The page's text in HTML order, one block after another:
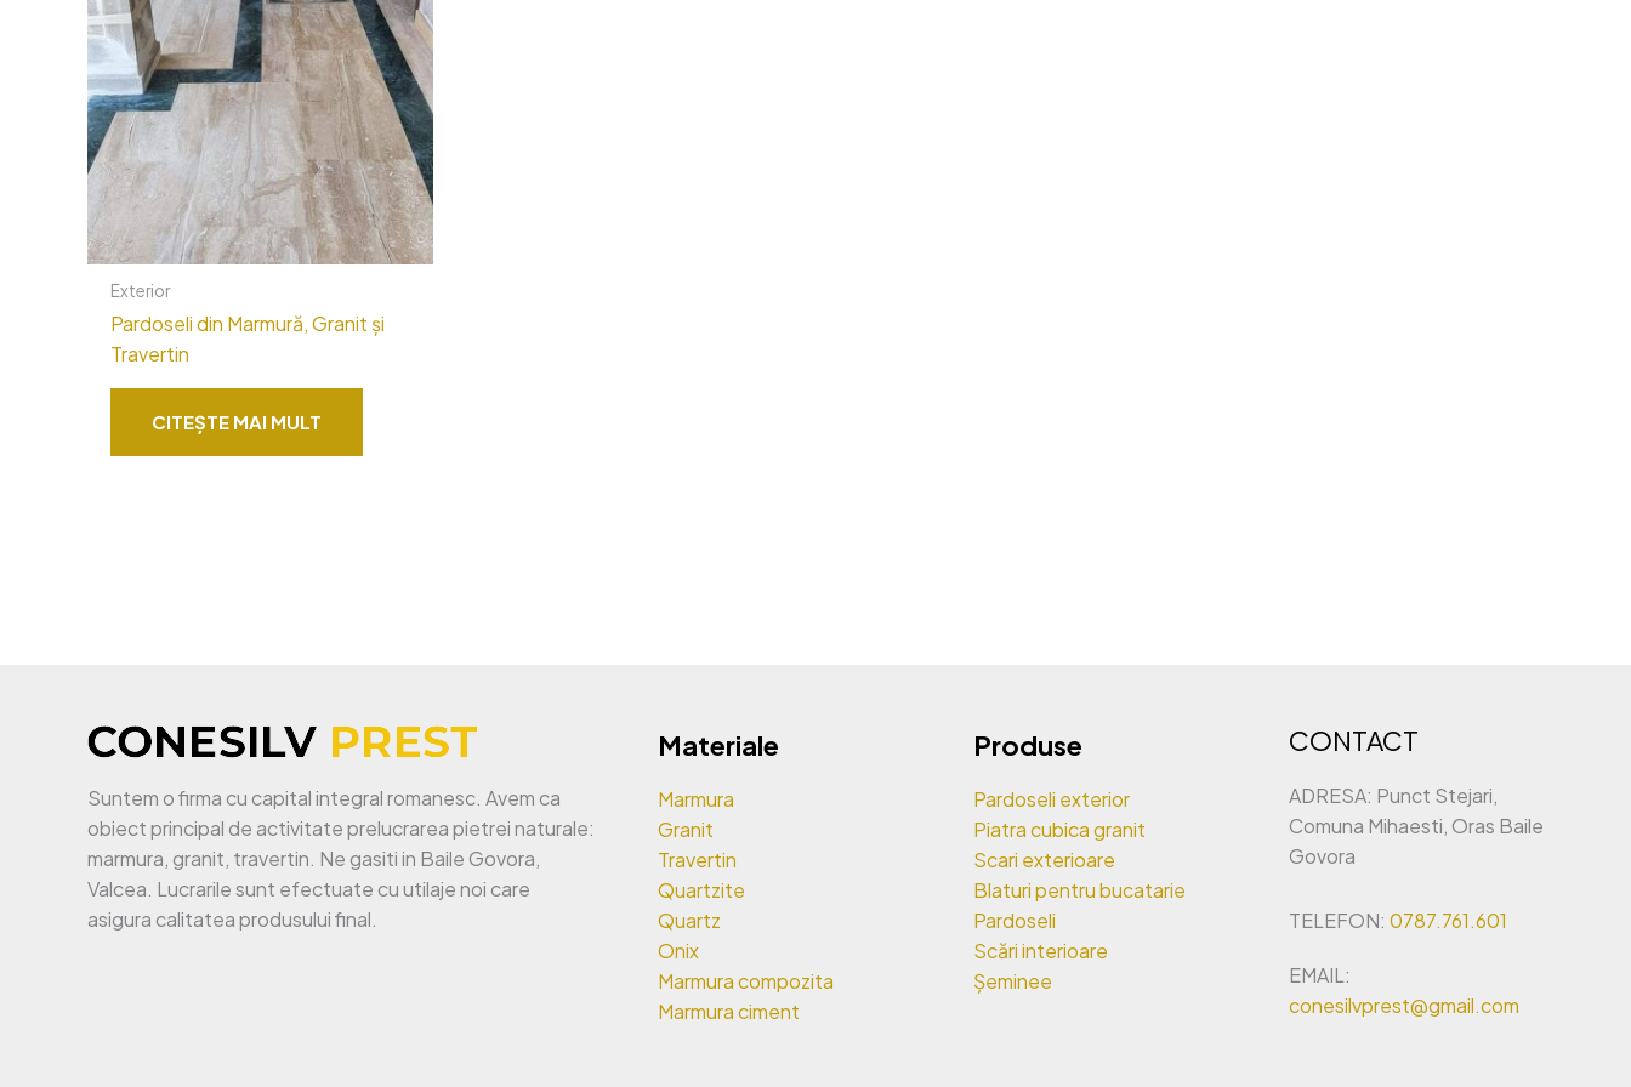
Exterior
Pardoseli din Marmură, Granit și
Travertin
CITEȘTE MAI MULT
Suntem o firma cu capital integral romanesc. Avem ca
obiect principal de activitate prelucrarea pietrei naturale:
marmura, granit, travertin. Ne gasiti in Baile Govora,
Valcea. Lucrarile sunt efectuate cu utilaje noi care
asigura calitatea produsului final.
Materiale
Marmura
Granit
Travertin
Quartzite
Quartz
Onix
Marmura compozita
Marmura ciment
Produse
Pardoseli exterior
Piatra cubica granit
Scari exterioare
Blaturi pentru bucatarie
Pardoseli
Scări interioare
Șeminee
CONTACT
ADRESA: Punct Stejari,
Comuna Mihaesti, Oras Baile
Govora
TELEFON: 0787.761.601
EMAIL:
conesilvprest@gmail.com